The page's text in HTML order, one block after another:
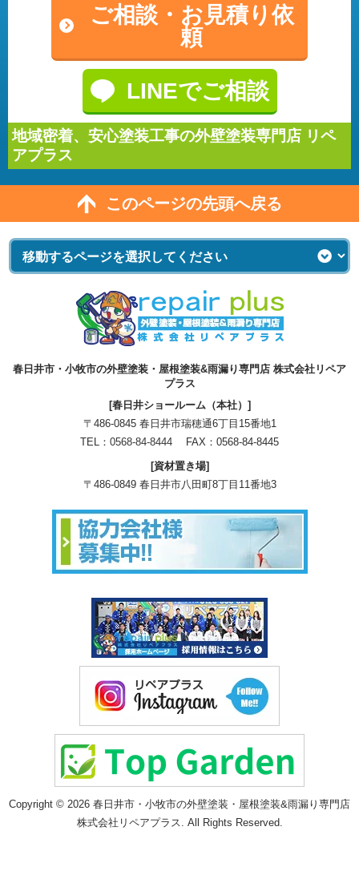
ご相談・ お見積り依
頼
LINEでご相談
地域密着、安心塗装工事の外壁塗装専門店 リペ
アプラス
このページの先頭へ戻る
春日井市・小牧市の外壁塗装・屋根塗装&雨漏り専門店 株式会社リペア
プラス
[春日井ショールーム（本社）]
〒486-0845 春日井市瑞穂通6丁目15番地1
TEL： 0568-84-8444 FAX：0568-84-8445
[資材置き場]
〒486-0849 春日井市八田町8丁目11番地3
Copyright © 2026 春日井市・小牧市の外壁塗装・屋根塗装&雨漏り専門店
株式会社リペアプラス. All Rights Reserved.